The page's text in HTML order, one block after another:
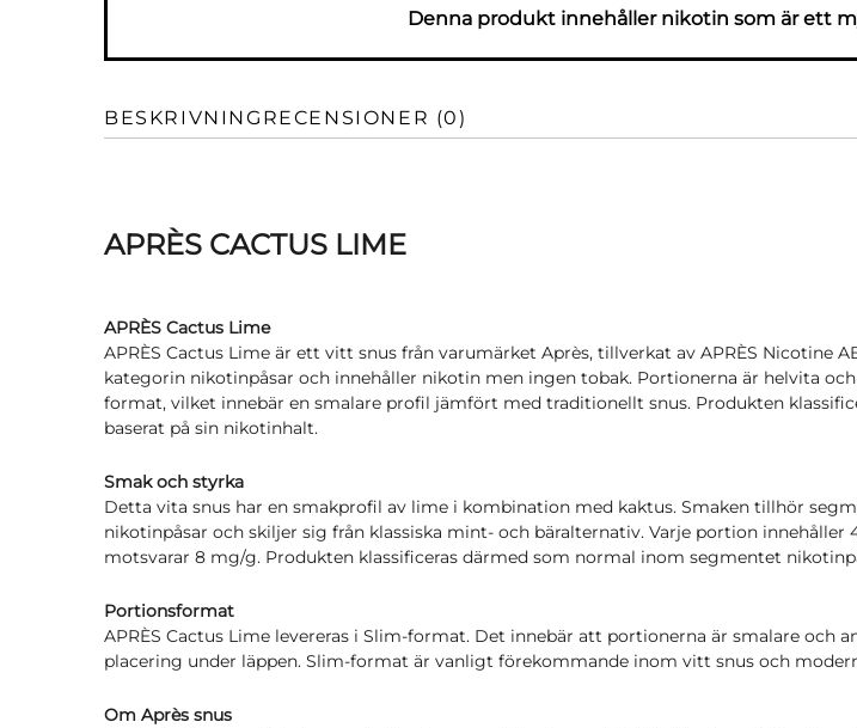
Denna produkt innehåller nikotin som är ett
BESKRIVNING RECENSIONER (0)
APRÈS CACTUS LIME
APRÈS Cactus Lime
APRÈS Cactus Lime är ett vitt snus från varumärket Après, tillverkat av APRÈS Nicotine
kategorin nikotinpåsar och innehåller nikotin men ingen tobak. Portionerna är helvita
format, vilket innebär en smalare profil jämfört med traditionellt snus. Produkten
baserat på sin nikotinhalt.
Smak och styrka
Detta vita snus har en smakprofil av lime i kombination med kaktus. Smaken tillhör
nikotinpåsar och skiljer sig från klassiska mint- och bäralternativ. Varje portion innehåller
motsvarar 8 mg/g. Produkten klassificeras därmed som normal inom segmentet
Portionsformat
APRÈS Cactus Lime levereras i Slim-format. Det innebär att portionerna är smalare och
placering under läppen. Slim-format är vanligt förekommande inom vitt snus och
Om Après snus